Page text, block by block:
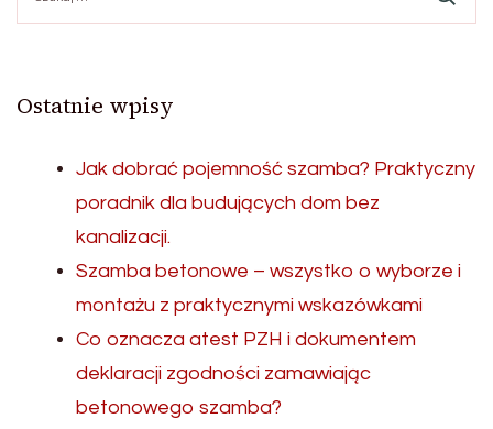
Ostatnie wpisy
Jak dobrać pojemność szamba? Praktyczny
poradnik dla budujących dom bez
kanalizacji.
Szamba betonowe – wszystko o wyborze i
montażu z praktycznymi wskazówkami
Co oznacza atest PZH i dokumentem
deklaracji zgodności zamawiając
betonowego szamba?